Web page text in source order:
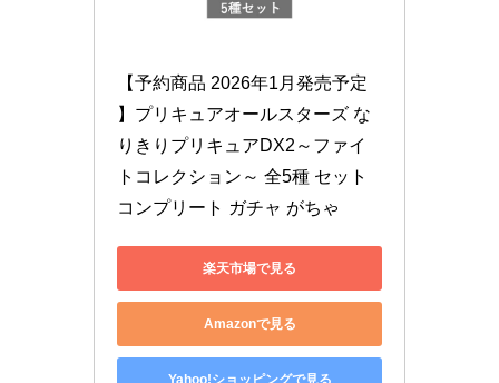
【予約商品 2026年1月発売予定
】プリキュアオールスターズ な
りきりプリキュアDX2～ファイ
トコレクション～ 全5種 セット
コンプリート ガチャ がちゃ
楽天市場で見る
Amazonで見る
Yahoo!ショッピングで見る